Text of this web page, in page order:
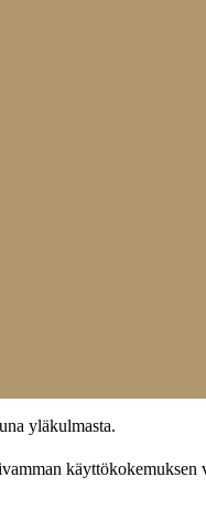
yläkulmasta.
käyttökokemuksen